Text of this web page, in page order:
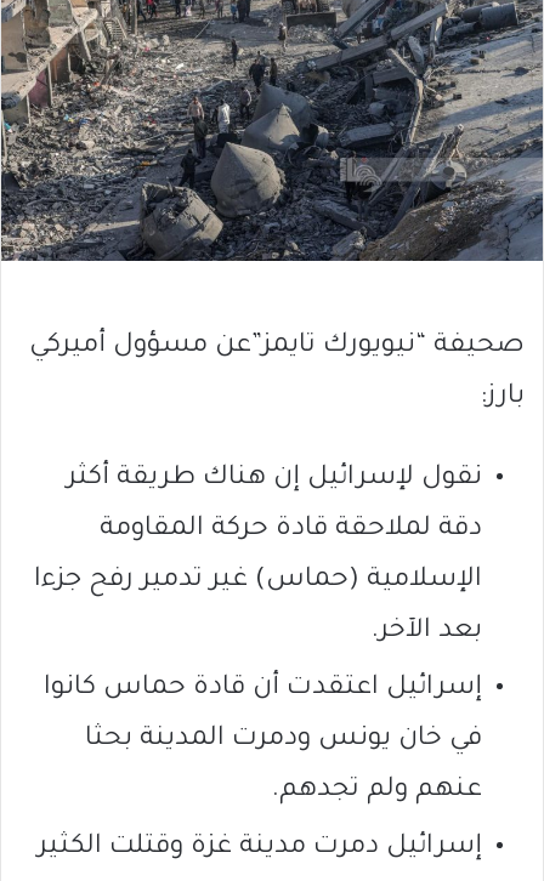
صحيفة “نيويورك تايمز”عن مسؤول أميركي
بارز:
نقول لإسرائيل إن هناك طريقة أكثر
دقة لملاحقة قادة حركة المقاومة
الإسلامية (حماس) غير تدمير رفح جزءا
بعد الآخر.
إسرائيل اعتقدت أن قادة حماس كانوا
في خان يونس ودمرت المدينة بحثا
عنهم ولم تجدهم.
إسرائيل دمرت مدينة غزة وقتلت الكثير